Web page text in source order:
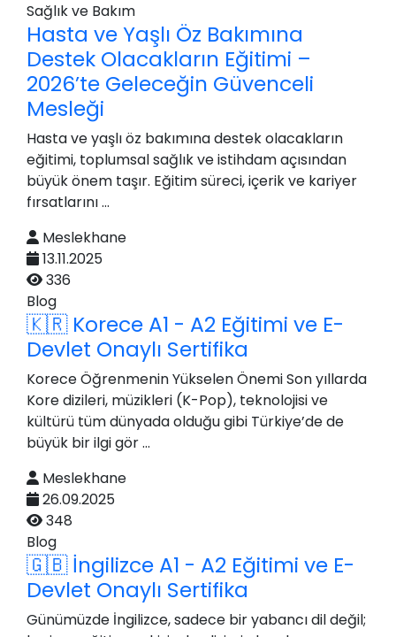
Sağlık ve Bakım
Hasta ve Yaşlı Öz Bakımına
Destek Olacakların Eğitimi –
2026’te Geleceğin Güvenceli
Mesleği
Hasta ve yaşlı öz bakımına destek olacakların
eğitimi, toplumsal sağlık ve istihdam açısından
büyük önem taşır. Eğitim süreci, içerik ve kariyer
fırsatlarını ...
Meslekhane
13.11.2025
336
Blog
🇰🇷 Korece A1 - A2 Eğitimi ve E-
Devlet Onaylı Sertifika
Korece Öğrenmenin Yükselen Önemi Son yıllarda
Kore dizileri, müzikleri (K-Pop), teknolojisi ve
kültürü tüm dünyada olduğu gibi Türkiye’de de
büyük bir ilgi gör ...
Meslekhane
26.09.2025
348
Blog
🇬🇧 İngilizce A1 - A2 Eğitimi ve E-
Devlet Onaylı Sertifika
Günümüzde İngilizce, sadece bir yabancı dil değil;